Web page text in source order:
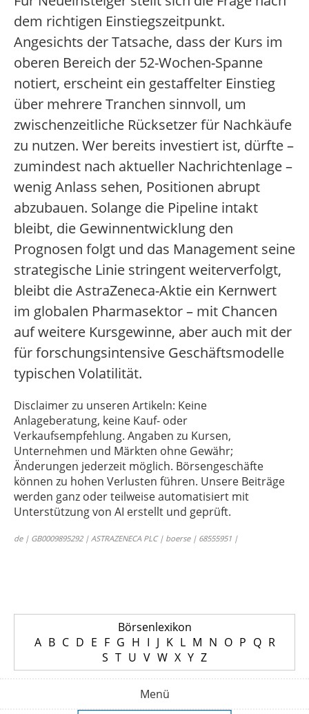
dem richtigen Einstiegszeitpunkt.
Angesichts der Tatsache, dass der Kurs im
oberen Bereich der 52-Wochen-Spanne
notiert, erscheint ein gestaffelter Einstieg
über mehrere Tranchen sinnvoll, um
zwischenzeitliche Rücksetzer für Nachkäufe
zu nutzen. Wer bereits investiert ist, dürfte –
zumindest nach aktueller Nachrichtenlage –
wenig Anlass sehen, Positionen abrupt
abzubauen. Solange die Pipeline intakt
bleibt, die Gewinnentwicklung den
Prognosen folgt und das Management seine
strategische Linie stringent weiterverfolgt,
bleibt die AstraZeneca-Aktie ein Kernwert
im globalen Pharmasektor – mit Chancen
auf weitere Kursgewinne, aber auch mit der
für forschungsintensive Geschäftsmodelle
typischen Volatilität.
Disclaimer zu unseren Artikeln: Keine
Anlageberatung, keine Kauf- oder
Verkaufsempfehlung. Angaben zu Kursen,
Unternehmen und Märkten ohne Gewähr;
Änderungen jederzeit möglich. Börsengeschäfte
können zu hohen Verlusten führen. Unsere Beiträge
werden ganz oder teilweise automatisiert mit
Unterstützung von AI erstellt und geprüft.
de | GB0009895292 | ASTRAZENECA PLC | boerse | 68555951 |
Börsenlexikon
A B C D E F G H I J K L M N O P Q R
S T U V W X Y Z
Menü